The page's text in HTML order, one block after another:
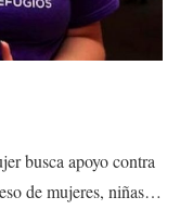
busca apoyo contra
de mujeres, niñas…